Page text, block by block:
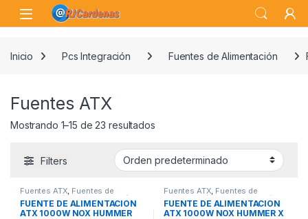
Skip to navigation
Skip to content
Open
Inicio Pcs Integración Fuentes de Alimentación
Fuentes ATX
Mostrando 1–15 de 23 resultados
Filters
Fuentes ATX, Fuentes de
Alimentación , Pcs Integración
FUENTE DE ALIMENTACION
ATX 1000W NOX HUMMER
Fuentes ATX, Fuentes de
Alimentación , Pcs Integración
FUENTE DE ALIMENTACION
ATX 1000W NOX HUMMER X